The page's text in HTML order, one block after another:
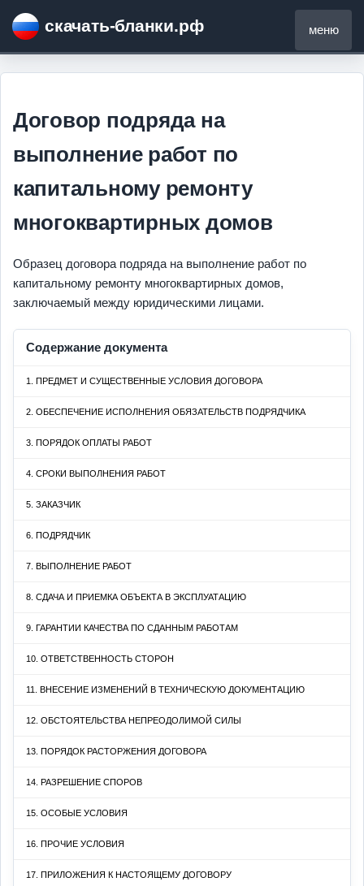
скачать-бланки.рф
Договор подряда на
выполнение работ по
капитальному ремонту
многоквартирных домов
Образец договора подряда на выполнение работ по
капитальному ремонту многоквартирных домов,
заключаемый между юридическими лицами.
Содержание документа
1. ПРЕДМЕТ И СУЩЕСТВЕННЫЕ УСЛОВИЯ ДОГОВОРА
2. ОБЕСПЕЧЕНИЕ ИСПОЛНЕНИЯ ОБЯЗАТЕЛЬСТВ ПОДРЯДЧИКА
3. ПОРЯДОК ОПЛАТЫ РАБОТ
4. СРОКИ ВЫПОЛНЕНИЯ РАБОТ
5. ЗАКАЗЧИК
6. ПОДРЯДЧИК
7. ВЫПОЛНЕНИЕ РАБОТ
8. СДАЧА И ПРИЕМКА ОБЪЕКТА В ЭКСПЛУАТАЦИЮ
9. ГАРАНТИИ КАЧЕСТВА ПО СДАННЫМ РАБОТАМ
10. ОТВЕТСТВЕННОСТЬ СТОРОН
11. ВНЕСЕНИЕ ИЗМЕНЕНИЙ В ТЕХНИЧЕСКУЮ ДОКУМЕНТАЦИЮ
12. ОБСТОЯТЕЛЬСТВА НЕПРЕОДОЛИМОЙ СИЛЫ
13. ПОРЯДОК РАСТОРЖЕНИЯ ДОГОВОРА
14. РАЗРЕШЕНИЕ СПОРОВ
15. ОСОБЫЕ УСЛОВИЯ
16. ПРОЧИЕ УСЛОВИЯ
17. ПРИЛОЖЕНИЯ К НАСТОЯЩЕМУ ДОГОВОРУ
меню